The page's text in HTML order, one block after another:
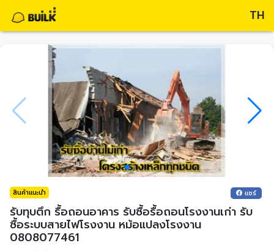
TH
สินค้าแนะนำ แชร์
รับทุบตึก รื้อถอนอาคาร รับซื้อรื้อถอนโรงงานเก่า รับ
ซื้อระบบสายไฟโรงงาน หม้อแปลงโรงงาน
0808077461